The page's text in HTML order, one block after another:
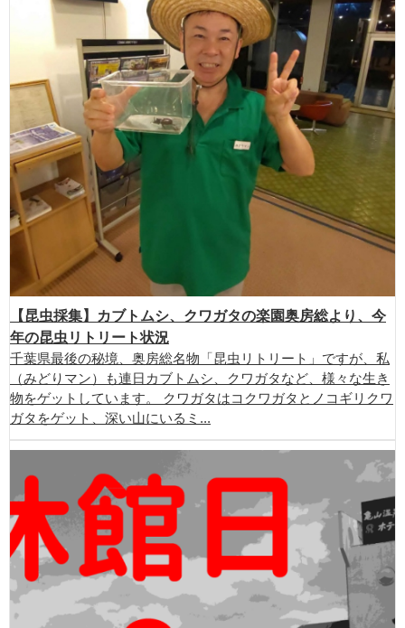
【昆虫採集】カブトムシ、クワガタの楽園奥房総より、今
年の昆虫リトリート状況
千葉県最後の秘境、奥房総名物「昆虫リトリート」ですが、私
（みどりマン）も連日カブトムシ、クワガタなど、様々な生き
物をゲットしています。 クワガタはコクワガタとノコギリクワ
ガタをゲット、深い山にいるミ...